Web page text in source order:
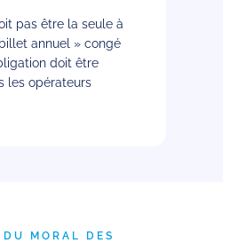
pas être la seule à
annuel » congé
doit être
les opérateurs
MORAL DES